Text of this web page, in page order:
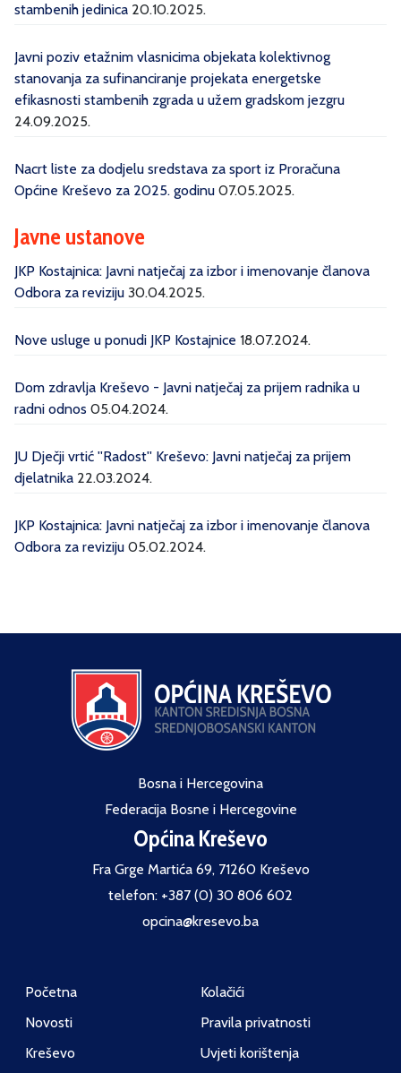
stambenih jedinica 20.10.2025.
Javni poziv etažnim vlasnicima objekata kolektivnog
stanovanja za sufinanciranje projekata energetske
efikasnosti stambenih zgrada u užem gradskom jezgru
24.09.2025.
Nacrt liste za dodjelu sredstava za sport iz Proračuna
Općine Kreševo za 2025. godinu 07.05.2025.
Javne ustanove
JKP Kostajnica: Javni natječaj za izbor i imenovanje članova
Odbora za reviziju 30.04.2025.
Nove usluge u ponudi JKP Kostajnice 18.07.2024.
Dom zdravlja Kreševo - Javni natječaj za prijem radnika u
radni odnos 05.04.2024.
JU Dječji vrtić ''Radost'' Kreševo: Javni natječaj za prijem
djelatnika 22.03.2024.
JKP Kostajnica: Javni natječaj za izbor i imenovanje članova
Odbora za reviziju 05.02.2024.
Bosna i Hercegovina
Federacija Bosne i Hercegovine
Općina Kreševo
Fra Grge Martića 69, 71260 Kreševo
telefon: +387 (0) 30 806 602
opcina@kresevo.ba
Početna
Novosti
Kreševo
Kolačići
Pravila privatnosti
Uvjeti korištenja